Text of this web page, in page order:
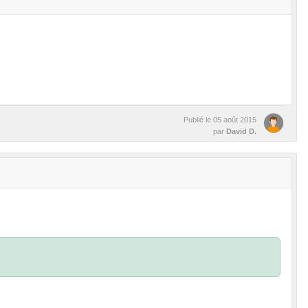
Publié le 05 août 2015
par David D.